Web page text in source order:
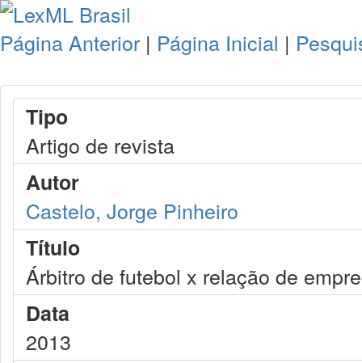
Página Anterior | Página Inicial |
Tipo
Artigo de revista
Autor
Castelo, Jorge Pinheiro
Título
Árbitro de futebol x relação de
Data
2013